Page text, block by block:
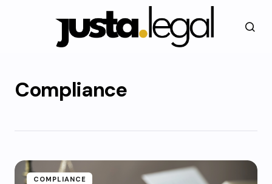
Compliance
COMPLIANCE